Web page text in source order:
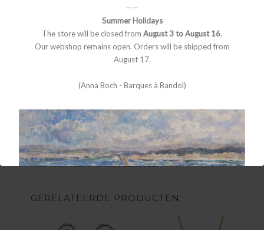
——
Summer Holidays
The store will be closed from August 3 to August 16.
Our webshop remains open. Orders will be shipped from
August 17.
(Anna Boch - Barques à Bandol)
Liever een andere maat of ander materiaal? Vragen over dit
product? Stuur ons een e-mail met vermelding van productcode
AS1202
Juwelen in goud zijn steeds in nabestelling te verkrijgen. De
levertermijn hiervoor is 2 weken.
Al onze stukken worden met liefde en met de hand gemaakt in
materialen en edelstenen van de beste kwaliteit. Kleine
kleurnuances zijn altijd mogelijk.
De juwelen worden vervaardigd uit zilver 925 of 18 karaat goud.
Om zo lang mogelijk van je juweel te kunnen genieten, vind jehier
meer informatie over het onderhoud.
GERELATEERDE PRODUCTEN